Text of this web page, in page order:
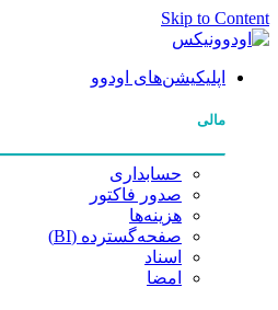
Skip to Content
اپلیکیشن‌های اودوو
مالی
حسابداری
صدور فاکتور
هزینه‌ها
صفحه‌گسترده (BI)
اسناد
امضا